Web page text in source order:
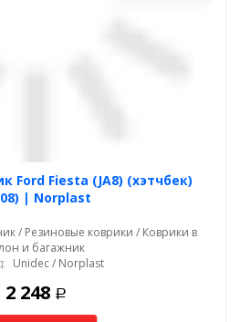
Ford Fiesta (JA8) (хэтчбек)
| Norplast
/ Резиновые коврики / Коврики в
и багажник
Unidec / Norplast
2 248 Р